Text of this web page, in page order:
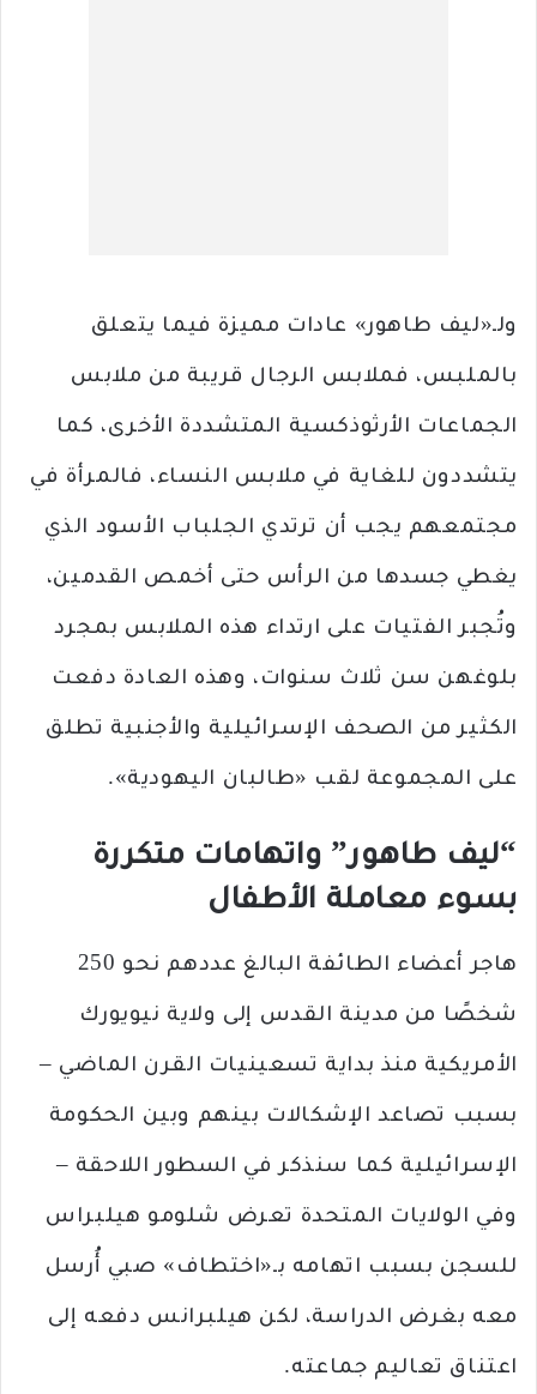
ولـ«ليف طاهور» عادات مميزة فيما يتعلق
بالملبس، فملابس الرجال قريبة من ملابس
الجماعات الأرثوذكسية المتشددة الأخرى، كما
يتشددون للغاية في ملابس النساء، فالمرأة في
مجتمعهم يجب أن ترتدي الجلباب الأسود الذي
يغطي جسدها من الرأس حتى أخمص القدمين،
وتُجبر الفتيات على ارتداء هذه الملابس بمجرد
بلوغهن سن ثلاث سنوات، وهذه العادة دفعت
الكثير من الصحف الإسرائيلية والأجنبية تطلق
على المجموعة لقب «طالبان اليهودية».
“ليف طاهور” واتهامات متكررة
بسوء معاملة الأطفال
هاجر أعضاء الطائفة البالغ عددهم نحو 250
شخصًا من مدينة القدس إلى ولاية نيويورك
الأمريكية منذ بداية تسعينيات القرن الماضي –
بسبب تصاعد الإشكالات بينهم وبين الحكومة
الإسرائيلية كما سنذكر في السطور اللاحقة –
وفي الولايات المتحدة تعرض شلومو هيلبراس
للسجن بسبب اتهامه بـ«اختطاف» صبي أُرسل
معه بغرض الدراسة، لكن هيلبرانس دفعه إلى
اعتناق تعاليم جماعته.